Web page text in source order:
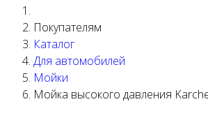
Покупателям
Каталог
Для автомобилей
Мойки
Мойка высокого давления